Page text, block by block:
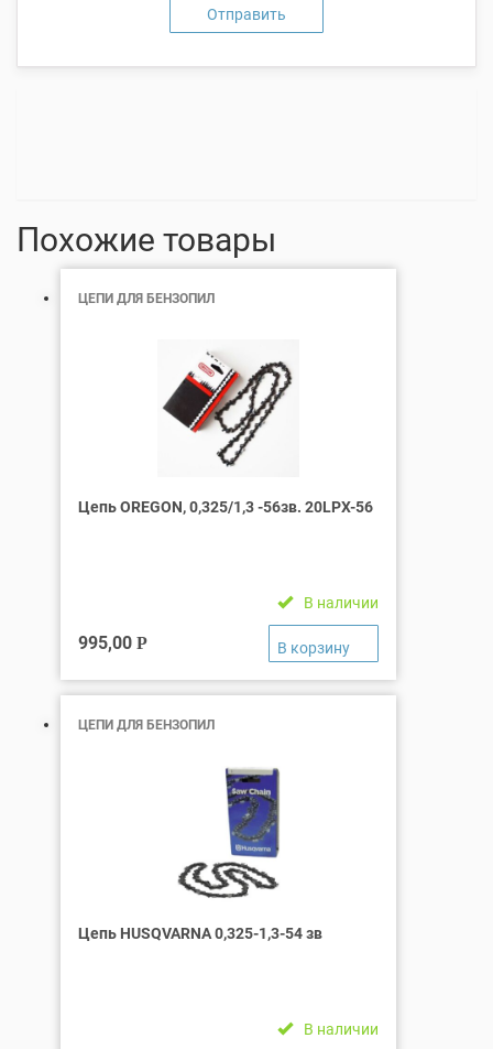
Похожие товары
ЦЕПИ ДЛЯ БЕНЗОПИЛ
Цепь OREGON, 0,325/1,3 -56зв. 20LPX-56
В наличии
995,00 Р
ЦЕПИ ДЛЯ БЕНЗОПИЛ
Цепь HUSQVARNA 0,325-1,3-54 зв
В наличии